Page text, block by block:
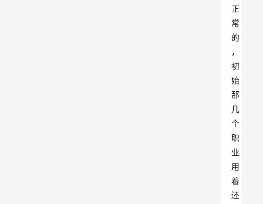
正
常
的
，
初
始
那
几
个
职
业
用
着
还